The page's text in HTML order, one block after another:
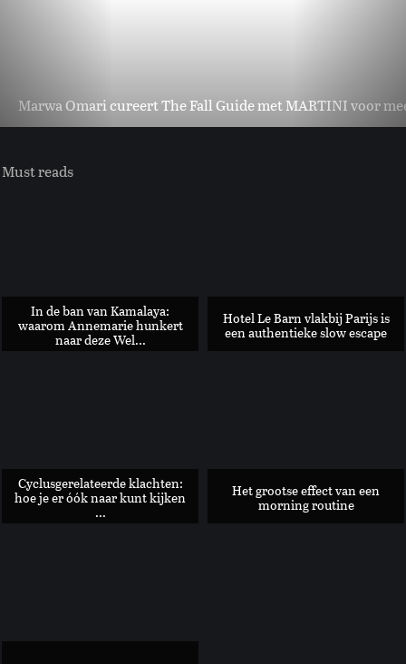
Marwa Omari cureert The Fall Guide met MARTINI voor
Must reads
In de ban van Kamalaya:
waarom Annemarie hunkert
naar deze Wel...
Hotel Le Barn vlakbij Parijs is
een authentieke slow escape
Cyclusgerelateerde klachten:
hoe je er óók naar kunt kijken
...
Het grootse effect van een
morning routine